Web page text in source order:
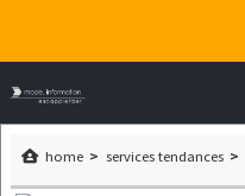
home services tendances